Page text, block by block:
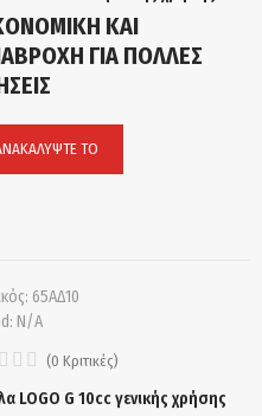
ΚΑΙ
ΓΙΑ ΠΟΛΛΕΣ
ΤΟ
65ΑΔ10
N/A
(0 Κριτικές)
LOGO G 10cc γενικής χρήσης